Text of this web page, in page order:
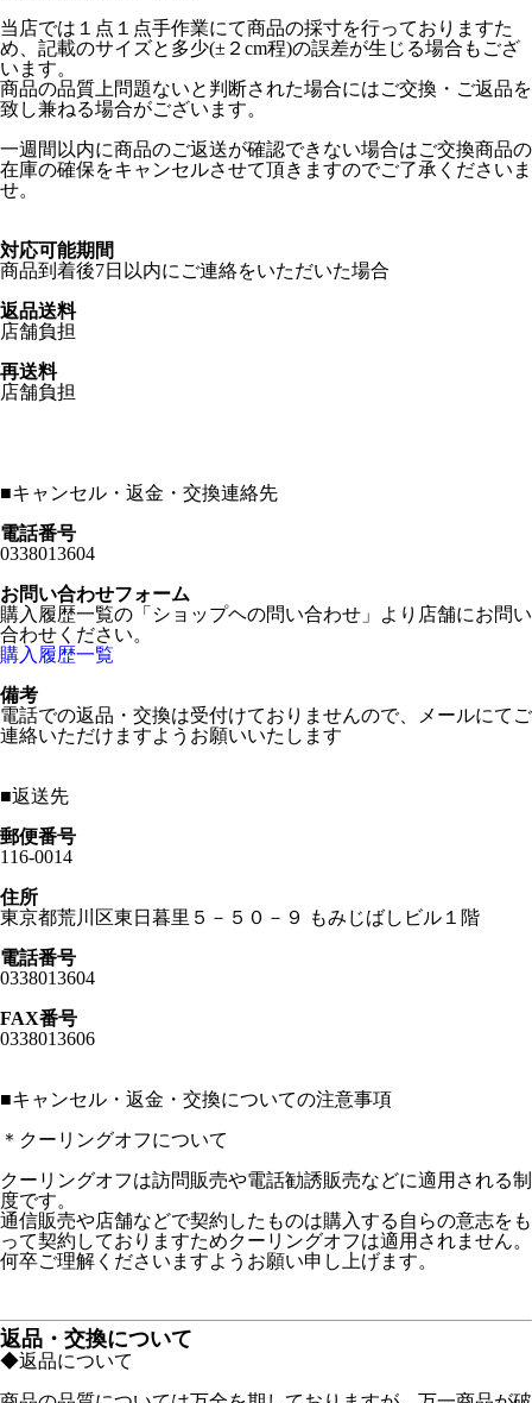
当店では１点１点手作業にて商品の採寸を行っておりますた
め、記載のサイズと多少(±２cm程)の誤差が生じる場合もござ
います。
商品の品質上問題ないと判断された場合にはご交換・ご返品を
致し兼ねる場合がございます。
一週間以内に商品のご返送が確認できない場合はご交換商品の
在庫の確保をキャンセルさせて頂きますのでご了承くださいま
せ。
対応可能期間
商品到着後7日以内にご連絡をいただいた場合
返品送料
店舗負担
再送料
店舗負担
■キャンセル・返金・交換連絡先
電話番号
0338013604
お問い合わせフォーム
購入履歴一覧の「ショップヘの問い合わせ」より店舗にお問い
合わせください。
購入履歴一覧
備考
電話での返品・交換は受付けておりませんので、メールにてご
連絡いただけますようお願いいたします
■返送先
郵便番号
116-0014
住所
東京都荒川区東日暮里５－５０－９ もみじばしビル１階
電話番号
0338013604
FAX番号
0338013606
■キャンセル・返金・交換についての注意事項
＊クーリングオフについて
クーリングオフは訪問販売や電話勧誘販売などに適用される制
度です。
通信販売や店舗などで契約したものは購入する自らの意志をも
って契約しておりますためクーリングオフは適用されません。
何卒ご理解くださいますようお願い申し上げます。
返品・交換について
◆返品について